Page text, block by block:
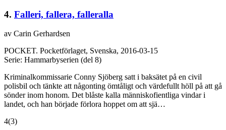
4. Falleri, fallera, falleralla
av Carin Gerhardsen
POCKET. Pocketförlaget, Svenska, 2016-03-15
Serie: Hammarbyserien (del 8)
Kriminalkommissarie Conny Sjöberg satt i baksätet på en civil
polisbil och tänkte att någonting ömtåligt och värdefullt höll på att gå
sönder inom honom. Det blåste kalla människofientliga vindar i
landet, och han började förlora hoppet om att sjä…
4(3)